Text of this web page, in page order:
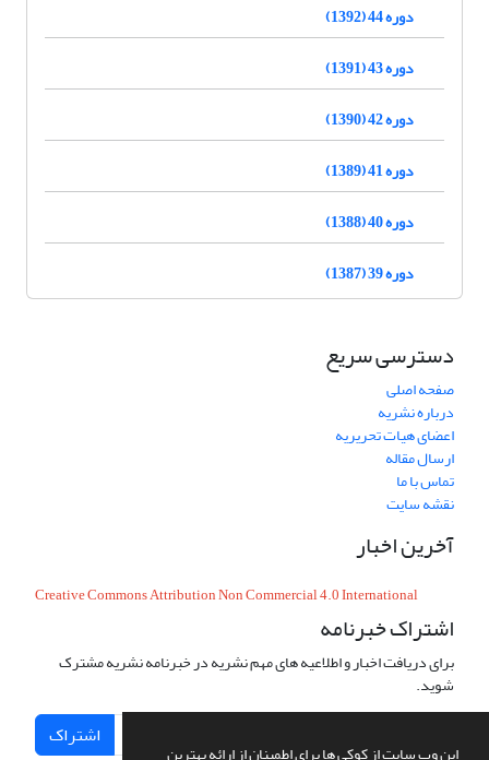
این وب سایت از کوکی ها برای اطمینان از ارائه بهترین
دوره 44 (1392)
دوره 43 (1391)
دوره 42 (1390)
دوره 41 (1389)
دوره 40 (1388)
دوره 39 (1387)
دسترسی سریع
صفحه اصلی
درباره نشریه
اعضای هیات تحریریه
ارسال مقاله
تماس با ما
نقشه سایت
آخرین اخبار
Creative Commons Attribution Non Commercial 4.0 International
اشتراک خبرنامه
برای دریافت اخبار و اطلاعیه های مهم نشریه در خبرنامه نشریه مشترک
شوید.
اشتراک